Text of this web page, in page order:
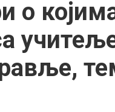
о